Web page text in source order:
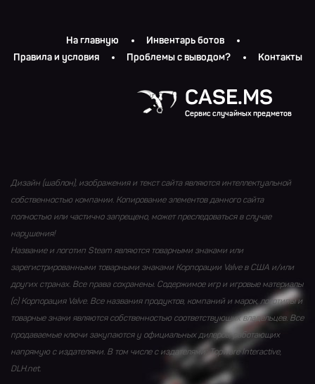
На главную
Инвентарь ботов
Правила и условия
Проблемы с выводом? Контакты
CASE.MS
Сервис случайных предметов
Дизайн (шаблон), изображения и текст сайта являются интеллектуальной
собственностью компании. Копирование элементов данного сайта
полностью или частично запрещено, может преследоваться в случае
нарушения!
Название и логотип Steam являются товарными знаками или
зарегистрированными товарными знаками Корпорации Valve в США и/или
других странах. Все права сохранены. Содержимое игр и игровые материалы
(с) Корпорация Valve. Все названия продуктов, компаний и марок, логотипы и
товарные знаки являются собственностью соответствующих владельцев. Все
продаваемые ключи закупаются у официальных дилеров, работающих
напрямую с издателями. В том числе с издателями: Topware Interactive,
DLH.net.